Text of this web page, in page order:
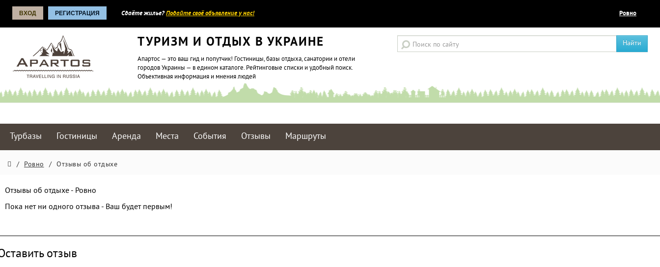
ВХОД РЕГИСТРАЦИЯ Сдаёте жилье?Подайте своё объявление у нас! Ровно
ТУРИЗМ И ОТДЫХ В УКРАИНЕ
Апартос — это ваш гид и попутчик! Гостиницы, базы отдыха, санатории и отели
городов Украины — в едином каталоге. Рейтинговые списки и удобный поиск.
Объективная информация и мнения людей
Найти
Турбазы Гостиницы Аренда Места События Отзывы Маршруты
/ Ровно / Отзывы об отдыхе
Отзывы об отдыхе - Ровно
Пока нет ни одного отзыва - Ваш будет первым!
отзыв